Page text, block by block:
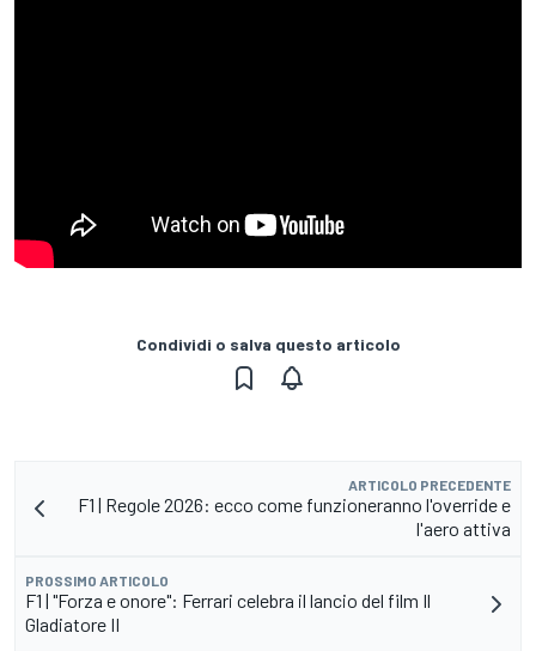
Condividi o salva questo articolo
ARTICOLO PRECEDENTE
F1 | Regole 2026: ecco come funzioneranno l'override e
l'aero attiva
PROSSIMO ARTICOLO
F1 | "Forza e onore": Ferrari celebra il lancio del film Il
Gladiatore II